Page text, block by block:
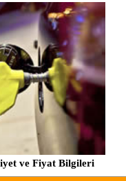
ve Fiyat Bilgileri